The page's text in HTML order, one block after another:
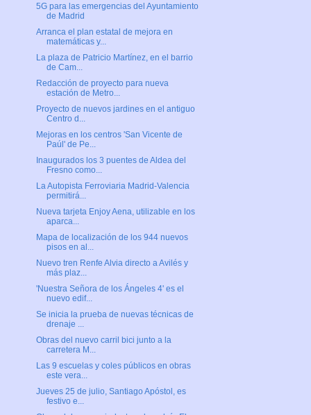
5G para las emergencias del Ayuntamiento
de Madrid
Arranca el plan estatal de mejora en
matemáticas y...
La plaza de Patricio Martínez, en el barrio
de Cam...
Redacción de proyecto para nueva
estación de Metro...
Proyecto de nuevos jardines en el antiguo
Centro d...
Mejoras en los centros 'San Vicente de
Paúl' de Pe...
Inaugurados los 3 puentes de Aldea del
Fresno como...
La Autopista Ferroviaria Madrid-Valencia
permitirá...
Nueva tarjeta Enjoy Aena, utilizable en los
aparca...
Mapa de localización de los 944 nuevos
pisos en al...
Nuevo tren Renfe Alvia directo a Avilés y
más plaz...
'Nuestra Señora de los Ángeles 4' es el
nuevo edif...
Se inicia la prueba de nuevas técnicas de
drenaje ...
Obras del nuevo carril bici junto a la
carretera M...
Las 9 escuelas y coles públicos en obras
este vera...
Jueves 25 de julio, Santiago Apóstol, es
festivo e...